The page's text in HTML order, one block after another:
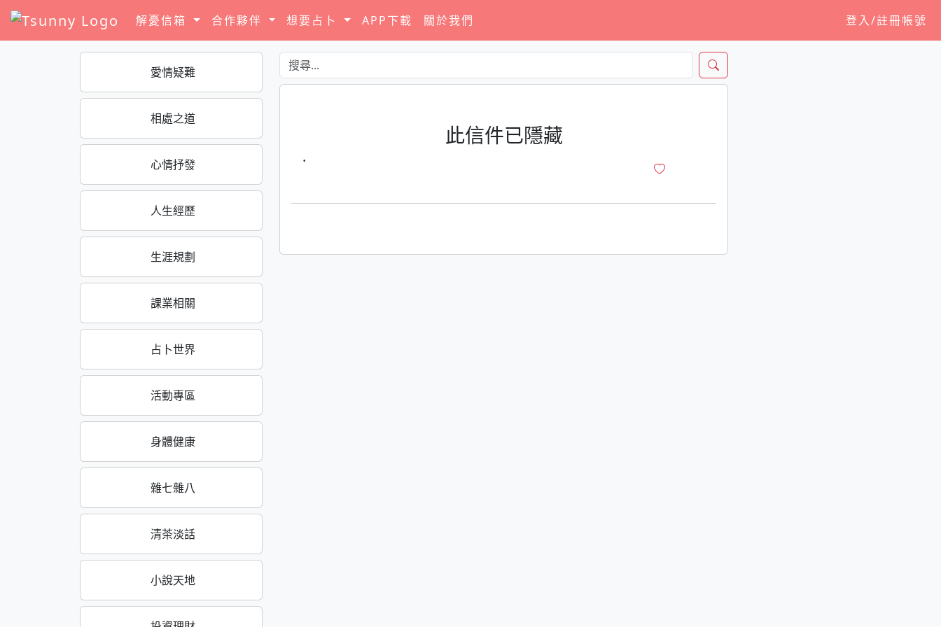
解憂信箱 合作夥伴 想要占卜 APP下載 關於我們 登入/註冊帳號
愛情疑難
相處之道
心情抒發
人生經歷
生涯規劃
課業相關
占卜世界
活動專區
身體健康
雜七雜八
清茶淡話
小說天地
此信件已隱藏
·